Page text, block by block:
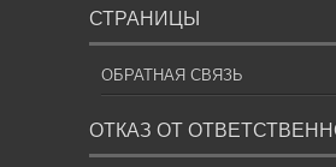
СТРАНИЦЫ
ОБРАТНАЯ СВЯЗЬ
ОТКАЗ ОТ